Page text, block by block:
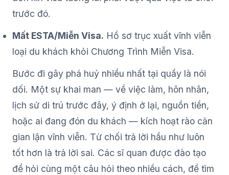
trước đó.
Mất ESTA/Miễn Visa. Hồ sơ trục xuất vĩnh viễn
loại du khách khỏi Chương Trình Miễn Visa.
Bước đi gây phá huỷ nhiều nhất tại quầy là nói
dối. Một sự khai man — về việc làm, hôn nhân,
lịch sử di trú trước đây, ý định ở lại, nguồn tiền,
hoặc ai đang đón du khách — kích hoạt rào cản
gian lận vĩnh viễn. Từ chối trả lời hầu như luôn
tốt hơn là trả lời sai. Các sĩ quan được đào tạo
để hỏi cùng một câu hỏi theo nhiều cách, để tìm